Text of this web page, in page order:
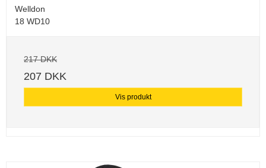
Welldon
18 WD10
217 DKK
207 DKK
Vis produkt